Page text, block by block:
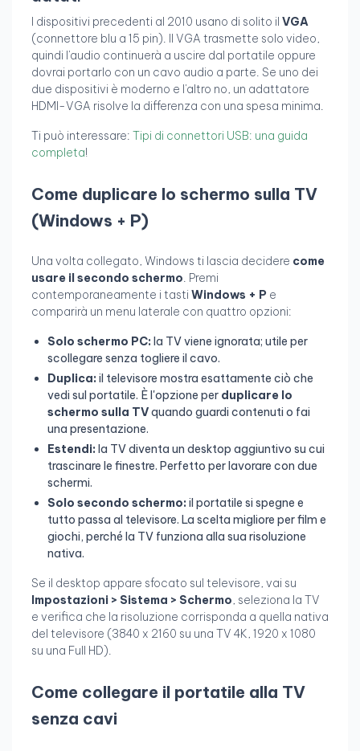
I dispositivi precedenti al 2010 usano di solito il VGA
(connettore blu a 15 pin). Il VGA trasmette solo video,
quindi l'audio continuerà a uscire dal portatile oppure
dovrai portarlo con un cavo audio a parte. Se uno dei
due dispositivi è moderno e l'altro no, un adattatore
HDMI-VGA risolve la differenza con una spesa minima.
Ti può interessare: Tipi di connettori USB: una guida
completa!
Come duplicare lo schermo sulla TV
(Windows + P)
Una volta collegato, Windows ti lascia decidere come
usare il secondo schermo. Premi
contemporaneamente i tasti Windows + P e
comparirà un menu laterale con quattro opzioni:
Solo schermo PC: la TV viene ignorata; utile per
scollegare senza togliere il cavo.
Duplica: il televisore mostra esattamente ciò che
vedi sul portatile. È l'opzione per duplicare lo
schermo sulla TVquando guardi contenuti o fai
una presentazione.
Estendi: la TV diventa un desktop aggiuntivo su cui
trascinare le finestre. Perfetto per lavorare con due
schermi.
Solo secondo schermo: il portatile si spegne e
tutto passa al televisore. La scelta migliore per film e
giochi, perché la TV funziona alla sua risoluzione
nativa.
Se il desktop appare sfocato sul televisore, vai su
Impostazioni > Sistema > Schermo, seleziona la TV
e verifica che la risoluzione corrisponda a quella nativa
del televisore (3840 x 2160 su una TV 4K, 1920 x 1080
su una Full HD).
Come collegare il portatile alla TV
senza cavi